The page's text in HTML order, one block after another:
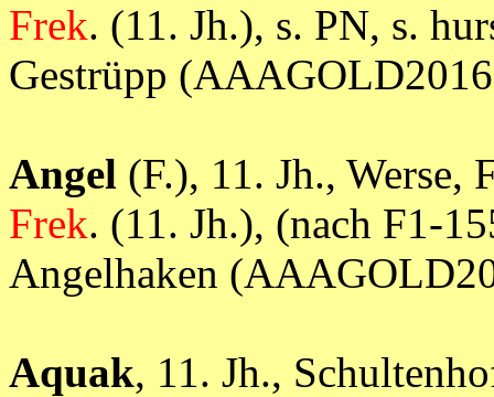
Frek. (11. Jh.), s. PN, s.
Gestrüpp
Angel (F.), 11. Jh.,
Frek. (11. Jh.), (nach F1-
Angelhaken
Aquak, 11. Jh.,